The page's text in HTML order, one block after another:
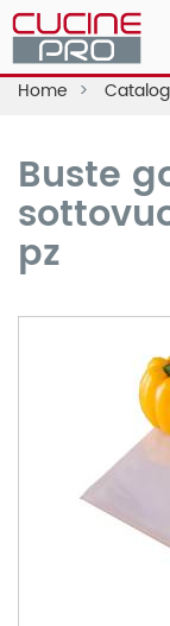
Home
Buste
pz